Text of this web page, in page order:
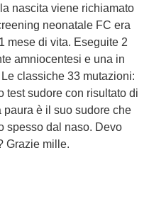
nascita viene richiamato
neonatale FC era
mese di vita. Eseguite 2
amniocentesi e una in
classiche 33 mutazioni:
test sudore con risultato di
è il suo sudore che
spesso dal naso. Devo
Grazie mille.